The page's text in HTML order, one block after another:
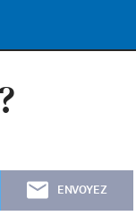
ENVOYEZ